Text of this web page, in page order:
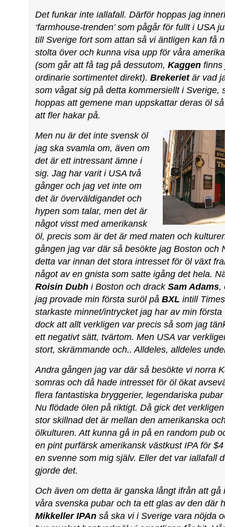
Det funkar inte iallafall. Därför hoppas jag
‘farmhouse-trenden’ som pågår för fullt i USA
till Sverige fort som attan så vi äntligen kan få
stolta över och kunna visa upp för våra
(som går att få tag på dessutom, Kaggenfinns
ordinarie sortimentet direkt). Brekerietär vad
som vågat sig på detta kommersiellt i Sverige,
hoppas att gemene man uppskattar deras öl
att fler hakar på.
Men nu är det inte svensk öl
jag ska svamla om, även om
det är ett intressant ämne i
sig. Jag har varit i USA två
gånger och jag vet inte om
det är överväldigandet och
hypen som talar, men det är
något visst med amerikansk
öl, precis som är det är med maten och
gången jag var där så besökte jag Boston och
detta var innan det stora intresset för öl växt
något av en gnista som satte igång det hela.
Roisin Dubhi Boston och drack Sam Adams,
jag provade min första suröl på BXL intill
starkaste minnet/intrycket jag har av min första
dock att allt verkligen var precis så som jag
ett negativt sätt, tvärtom. Men USA var
stort, skrämmande och.. Alldeles, alldeles
Andra gången jag var där så besökte vi norra
somras och då hade intresset för öl ökat
flera fantastiska bryggerier, legendariska
Nu flödade ölen på riktigt. Då gick det
stor skillnad det är mellan den amerikanska
ölkulturen. Att kunna gå in på en random pub
en pint purfärsk amerikansk västkust IPA för
en svenne som mig själv. Eller det var iallafall
gjorde det.
Och även om detta är ganska långt ifrån att gå
våra svenska pubar och ta ett glas av den där
Mikkeller IPAnså ska vi i Sverige vara nöjda